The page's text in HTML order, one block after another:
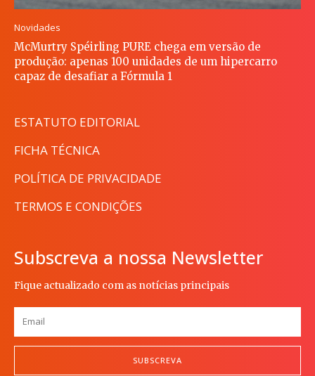
Novidades
McMurtry Spéirling PURE chega em versão de
produção: apenas 100 unidades de um hipercarro
capaz de desafiar a Fórmula 1
ESTATUTO EDITORIAL
FICHA TÉCNICA
POLÍTICA DE PRIVACIDADE
TERMOS E CONDIÇÕES
Subscreva a nossa Newsletter
Fique actualizado com as notícias principais
SUBSCREVA